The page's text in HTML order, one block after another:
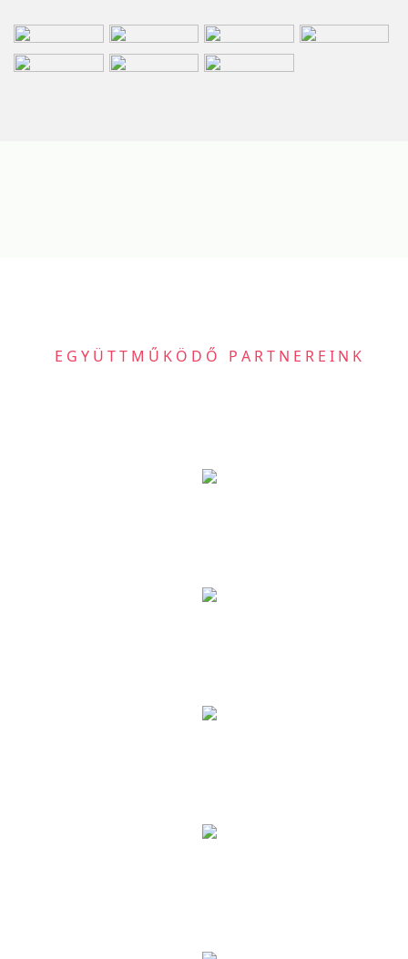
EGYÜTTMŰKÖDŐ PARTNEREINK